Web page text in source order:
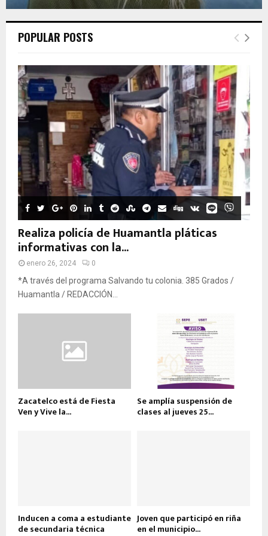
POPULAR POSTS
Realiza policía de Huamantla pláticas
informativas con la...
enero 26, 2024 0
*A través del programa Salvando tu colonia. 385 Grados /
Huamantla / REDACCIÓN...
Zacatelco está de Fiesta
Ven y Vive la...
Se amplía suspensión de
clases al jueves 25...
Inducen a coma a estudiante
de secundaria técnica
Joven que participó en riña
en el municipio...